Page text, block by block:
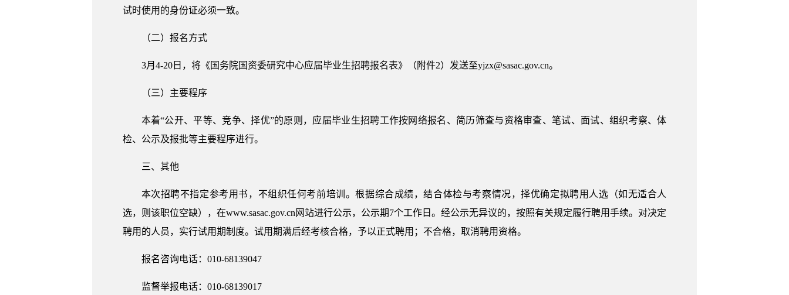
试时使用的身份证必须一致。
（二）报名方式
3月4-20日，将《国务院国资委研究中心应届毕业生招聘报名表》（附件2）发送至yjzx@sasac.gov.cn。
（三）主要程序
本着“公开、平等、竞争、择优”的原则，应届毕业生招聘工作按网络报名、简历筛查与资格审查、笔试、面试、组织考察、体
检、公示及报批等主要程序进行。
三、其他
本次招聘不指定参考用书，不组织任何考前培训。根据综合成绩，结合体检与考察情况，择优确定拟聘用人选（如无适合人
选，则该职位空缺），在www.sasac.gov.cn网站进行公示，公示期7个工作日。经公示无异议的，按照有关规定履行聘用手续。对决定
聘用的人员，实行试用期制度。试用期满后经考核合格，予以正式聘用；不合格，取消聘用资格。
报名咨询电话：010-68139047
监督举报电话：010-68139017